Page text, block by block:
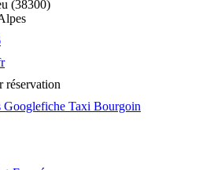
(38300)
réservation
Googlefiche Taxi Bourgoin